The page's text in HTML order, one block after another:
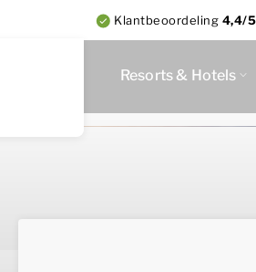
Klantbeoordeling 4,4/5
Resorts & Hotels